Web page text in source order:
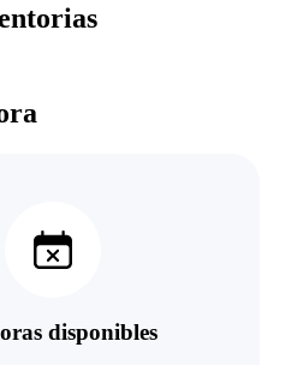
disponibles